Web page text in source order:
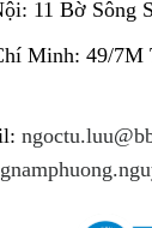
11 Bờ Sông
Minh: 49/7M